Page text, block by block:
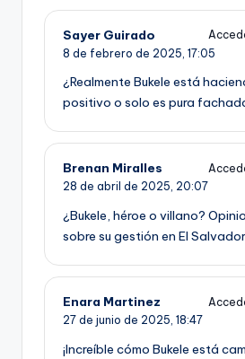
Sayer Guirado
8 de febrero de 2025, 17:05
¿Realmente Bukele está
positivo o solo es pura
Brenan Miralles
28 de abril de 2025, 20:07
¿Bukele, héroe o villano?
sobre su gestión en El
Enara Martinez
27 de junio de 2025, 18:47
¡Increíble cómo Bukele está